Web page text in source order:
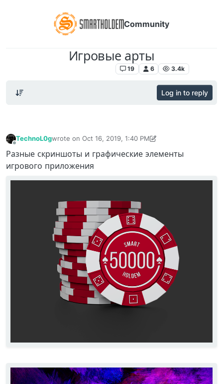
Community
Игровые арты
19 6 3.4k
Log in to reply
TechnoL0gwrote on Oct 16, 2019, 1:40 PM
last edited by TechnoL0gOct 16, 2019, 2:18 PM
Разные скриншоты и графические элементы
игрового приложения